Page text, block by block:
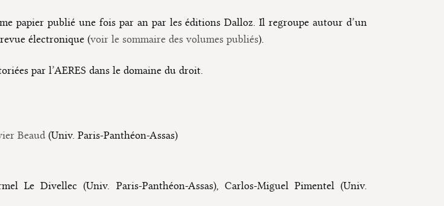
papier publié une fois par an par les éditions Dalloz. Il regroupe autour d’un
électronique (voir le sommaire des volumes publiés).
par l’AERES dans le domaine du droit.
Beaud (Univ. Paris-Panthéon-Assas)
Le Divellec (Univ. Paris-Panthéon-Assas), Carlos-Miguel Pimentel (Univ.